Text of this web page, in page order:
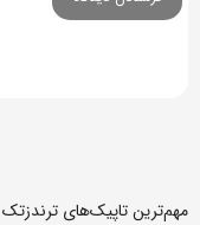
مهم‌ترین تاپیک‌های ترندزتک